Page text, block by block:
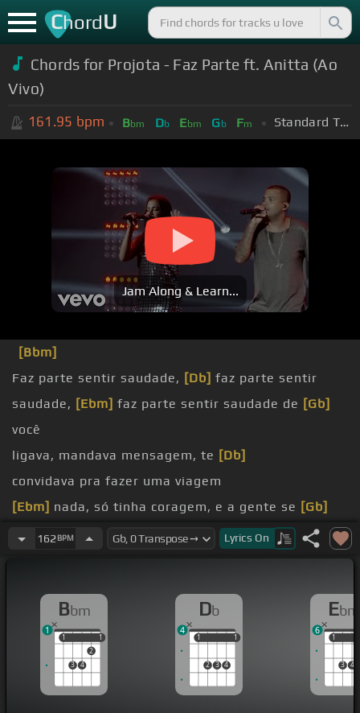
ChordU
Chords for Projota - Faz Parte ft. Anitta (Ao
Vivo)
161.95 bpm Bbm Db Ebm Gb Fm Standard Tuning (EADGBE)
Jam Along & Learn...
[Bbm]
Faz parte sentir saudade, [Db] faz parte sentir
saudade, [Ebm] faz parte sentir saudade de [Gb]
você
ligava, mandava mensagem, te [Db]
convidava pra fazer uma viagem
[Ebm] nada, só tinha coragem, e a gente se [Gb]
encontrava e namorava na laje
penso, minha neurose comprou
162 BPM Lyrics On
Bbm
1
3 4
2
1
1 1
1
Db
1
2 3 4
1
1 1
4
Ebm
1
3 4
1
6